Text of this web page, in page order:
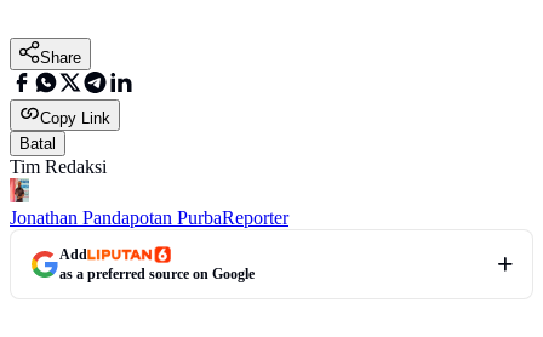
Share
Copy Link
Batal
Tim Redaksi
Jonathan Pandapotan PurbaReporter
Add
as a preferred source on Google